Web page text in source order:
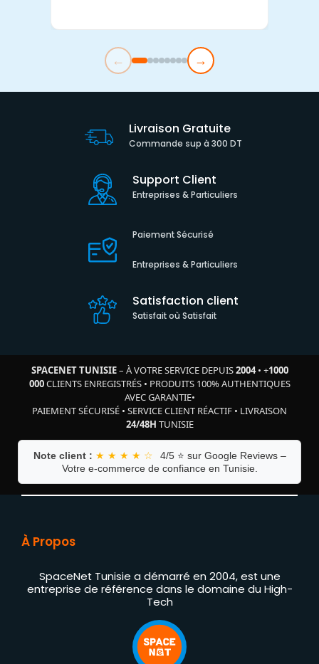
← →
Livraison Gratuite
Commande sup à 300 DT
Support Client
Entreprises & Particuliers
Paiement Sécurisé
Entreprises & Particuliers
Satisfaction client
Satisfait où Satisfait
SPACENET TUNISIE– À VOTRE SERVICE DEPUIS2004• +1000
000CLIENTS ENREGISTRÉS• PRODUITS 100% AUTHENTIQUES
AVEC GARANTIE•
PAIEMENT SÉCURISÉ • SERVICE CLIENT RÉACTIF • LIVRAISON
24/48H TUNISIE
Note client : ★ ★ ★ ★ ☆
4/5 ⭐ sur Google Reviews –
Votre e-commerce de confiance en Tunisie.
À Propos
SpaceNet Tunisie a démarré en 2004, est une
entreprise de référence dans le domaine du High-
Tech